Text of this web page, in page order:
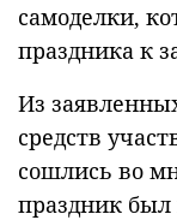
самоделки,
праздника к
Из
средств
сошлись во
праздник был